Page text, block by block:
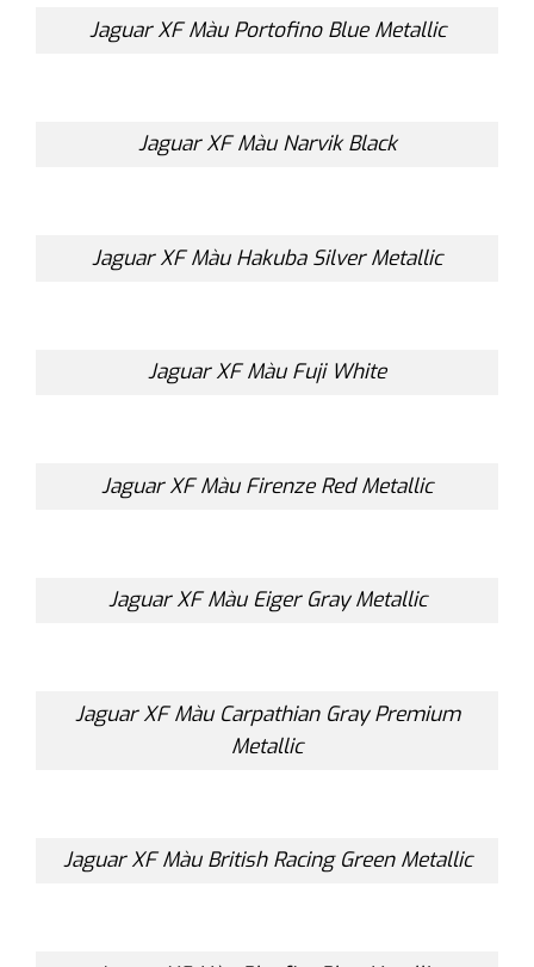
Jaguar XF Màu Portofino Blue Metallic
Jaguar XF Màu Narvik Black
Jaguar XF Màu Hakuba Silver Metallic
Jaguar XF Màu Fuji White
Jaguar XF Màu Firenze Red Metallic
Jaguar XF Màu Eiger Gray Metallic
Jaguar XF Màu Carpathian Gray Premium
Metallic
Jaguar XF Màu British Racing Green Metallic